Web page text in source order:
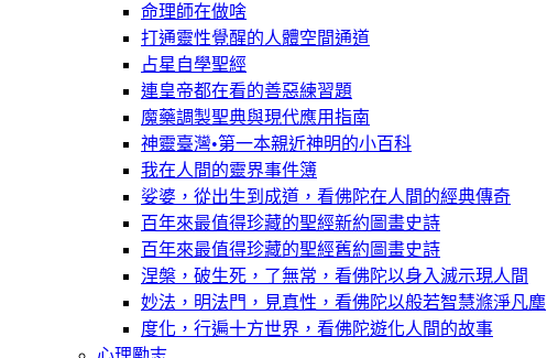
命理師在做啥
打通靈性覺醒的人體空間通道
占星自學聖經
連皇帝都在看的善惡練習題
魔藥調製聖典與現代應用指南
神靈臺灣•第一本親近神明的小百科
我在人間的靈界事件簿
娑婆，從出生到成道，看佛陀在人間的經典傳奇
百年來最值得珍藏的聖經新約圖畫史詩
百年來最值得珍藏的聖經舊約圖畫史詩
涅槃，破生死，了無常，看佛陀以身入滅示現人間
妙法，明法門，見真性，看佛陀以般若智慧滌淨凡塵
度化，行遍十方世界，看佛陀遊化人間的故事